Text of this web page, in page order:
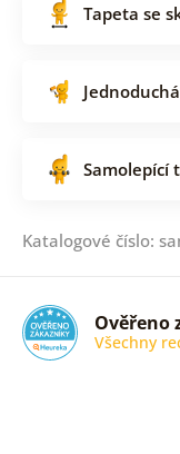
Tapeta se
Samolepící
Katalogové číslo:
Ověřeno
Všechny